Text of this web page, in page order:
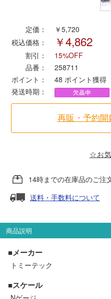
トラムウェイ
天賞堂
TTC
セール商品
走行エリア別 鉄道模型車両
北海道・東北
定価：
￥5,720
税込価格：
￥4,862
割引：
15%OFF
品番：
258711
ポイント：
48 ポイント獲得
発送時期：
再販・予約
☆お
14時までの在庫品のご注
送料・手数料について
商品説明
■メーカー
トミーテック
■スケール